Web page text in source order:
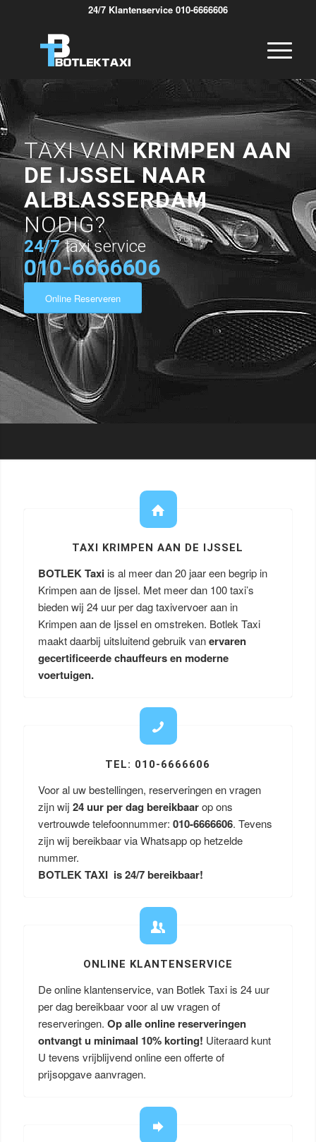
24/7 Klantenservice 010-6666606
TAXI VANKRIMPEN AAN
DE IJSSEL NAAR
ALBLASSERDAM
NODIG?
24/7 taxi service
010-6666606
Online Reserveren
TAXI KRIMPEN AAN DE IJSSEL
BOTLEK Taxi is al meer dan 20 jaar een begrip in
Krimpen aan de Ijssel. Met meer dan 100 taxi’s
bieden wij 24 uur per dag taxivervoer aan in
Krimpen aan de Ijssel en omstreken. Botlek Taxi
maakt daarbij uitsluitend gebruik vanervaren
gecertificeerde chauffeurs en moderne
voertuigen.
TEL: 010-6666606
Voor al uw bestellingen, reserveringen en vragen
zijn wij 24 uur per dag bereikbaarop ons
vertrouwde telefoonnummer: 010-6666606. Tevens
zijn wij bereikbaar via Whatsapp op hetzelde
nummer.
BOTLEK TAXI is 24/7 bereikbaar!
ONLINE KLANTENSERVICE
De online klantenservice, van Botlek Taxi is 24 uur
per dag bereikbaar voor al uw vragen of
reserveringen. Op alle online reserveringen
ontvangt u minimaal 10% korting! Uiteraard kunt
U tevens vrijblijvend online een offerte of
prijsopgave aanvragen.